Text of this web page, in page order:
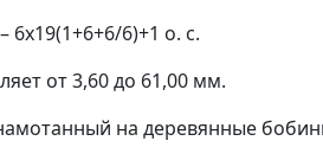
6х19(1+6+6/6)+1 о. с.
от 3,60 до 61,00 мм.
на деревянные